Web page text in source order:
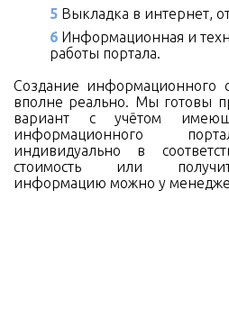
Выкладка в интернет,
Информационная и
работы портала.
Создание информационного
вполне реально. Мы готовы
вариант с учётом
информационного
индивидуально в
стоимость или
информацию можно у